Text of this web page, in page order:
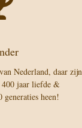
Nederland, daar zijn
jaar liefde &
generaties heen!